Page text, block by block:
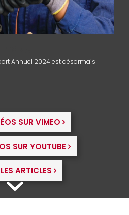
Annuel 2024 est désormais
SUR VIMEO
SUR YOUTUBE
ARTICLES